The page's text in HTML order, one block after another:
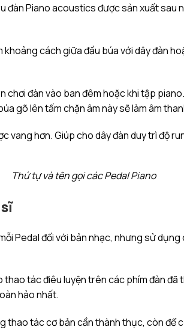
Piano acoustics được sản xuất sau
cách giữa đầu búa với dây đàn
chơi đàn vào ban đêm hoặc khi tập
gõ lên tấm chặn âm này sẽ làm âm
hơn. Giúp cho dây đàn duy trì độ
Thứ tự và tên gọi các Pedal Piano
Pedal đối với bản nhạc, nhưng sử
tác điêu luyện trên các phím đàn
hảo nhất.
thao tác cơ bản cần thành thục, còn